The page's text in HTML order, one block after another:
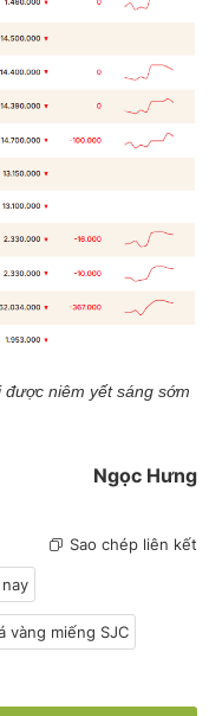
niêm yết sáng sớm
Ngọc Hưng
Sao chép liên kết
vàng miếng SJC